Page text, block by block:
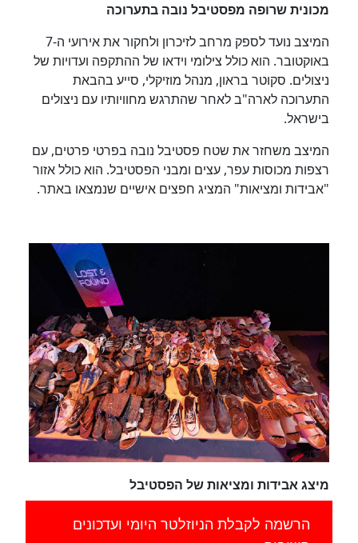
מכונית שרופה מפסטיבל נובה בתערוכה
המיצב נועד לספק מרחב לזיכרון ולחקור את אירועי ה-7
באוקטובר. הוא כולל צילומי וידאו של ההתקפה ועדויות של
ניצולים. סקוטר בראון, מנהל מוזיקלי, סייע בהבאת
התערוכה לארה"ב לאחר שהתרגש מחוויותיו עם ניצולים
בישראל.
המיצב משחזר את שטח פסטיבל נובה בפרטי פרטים, עם
רצפות מכוסות עפר, עצים ומבני הפסטיבל. הוא כולל אזור
"אבידות ומציאות" המציג חפצים אישיים שנמצאו באתר.
מיצג אבידות ומציאות של הפסטיבל
הרשמה לקבלת הניוזלטר היומי ועדכונים